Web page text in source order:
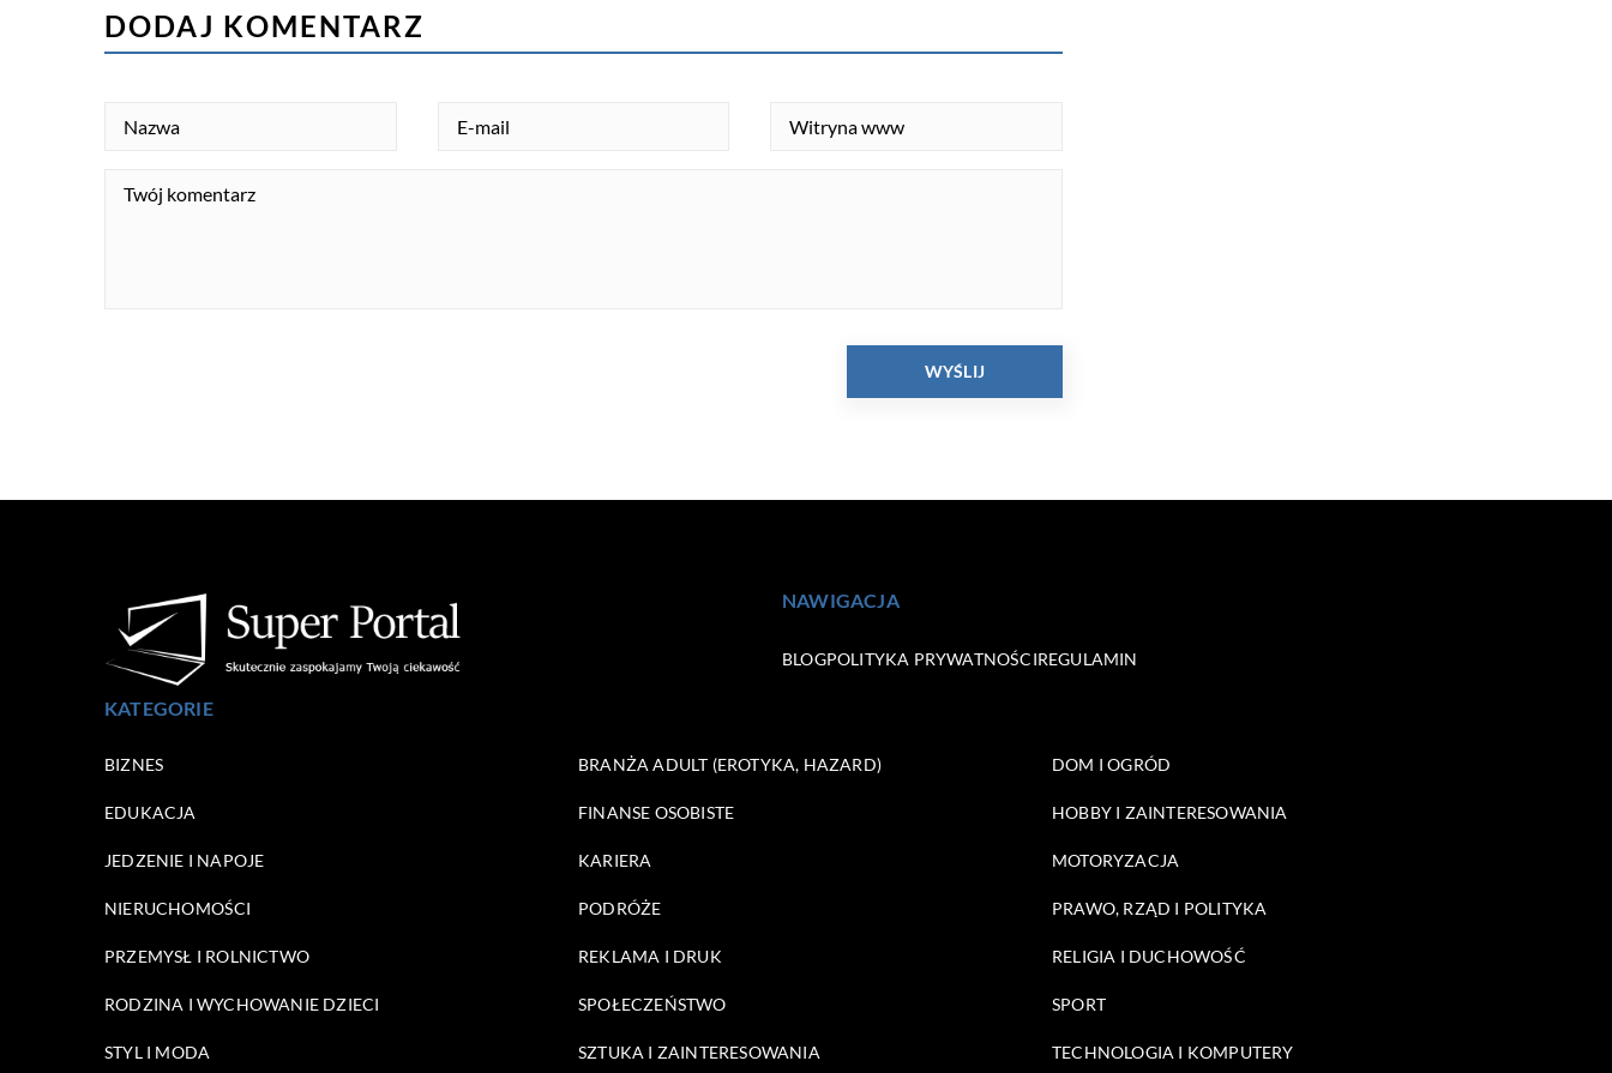
DODAJ KOMENTARZ
NAWIGACJA
BLOGPOLITYKA PRYWATNOŚCIREGULAMIN
KATEGORIE
BIZNES BRANŻA ADULT (EROTYKA, HAZARD) DOM I OGRÓD
EDUKACJA FINANSE OSOBISTE HOBBY I ZAINTERESOWANIA
JEDZENIE I NAPOJE KARIERA MOTORYZACJA
NIERUCHOMOŚCI PODRÓŻE PRAWO, RZĄD I POLITYKA
PRZEMYSŁ I ROLNICTWO REKLAMA I DRUK RELIGIA I DUCHOWOŚĆ
RODZINA I WYCHOWANIE DZIECI SPOŁECZEŃSTWO SPORT
STYL I MODA SZTUKA I ZAINTERESOWANIA TECHNOLOGIA I KOMPUTERY